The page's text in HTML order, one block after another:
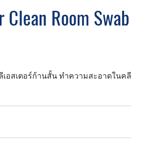
Clean Room Swab
อสเตอร์ก้านสั้น ทำความสะอาดในคลี